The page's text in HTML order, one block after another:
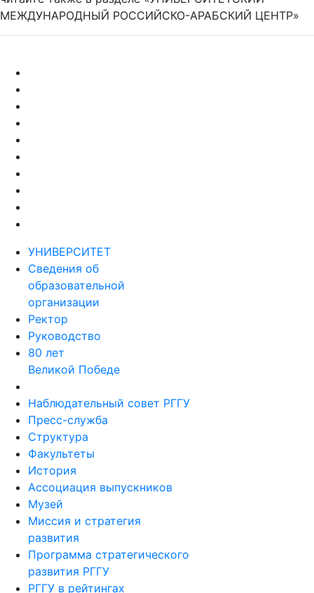
МЕЖДУНАРОДНЫЙ РОССИЙСКО-АРАБСКИЙ ЦЕНТР»
УНИВЕРСИТЕТ
Сведения об
образовательной
организации
Ректор
Руководство
80 лет
Великой Победе
Наблюдательный совет РГГУ
Пресс-служба
Структура
Факультеты
История
Ассоциация выпускников
Музей
Миссия и стратегия
развития
Программа стратегического
развития РГГУ
РГГУ в рейтингах